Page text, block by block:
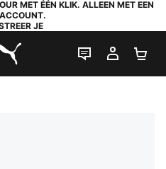
MET ÉÉN KLIK. ALLEEN MET EEN
JE
LIVE CHAT
MIJN